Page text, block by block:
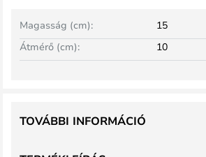
Magasság (cm):
15
Átmérő (cm):
10
TOVÁBBI INFORMÁCIÓ